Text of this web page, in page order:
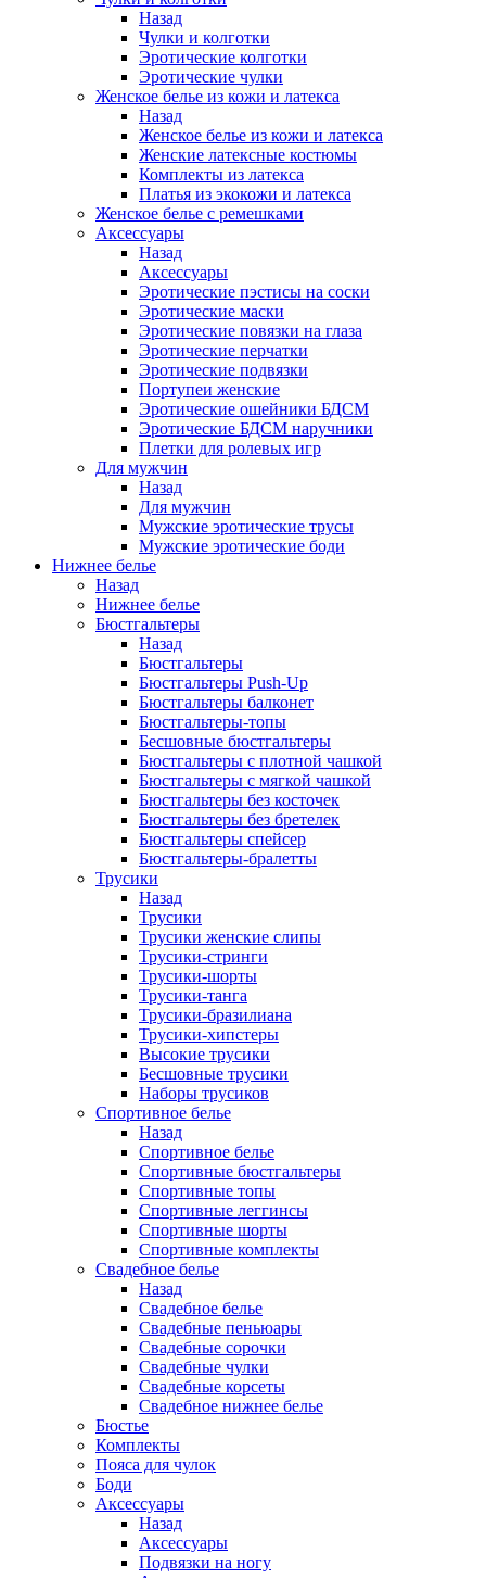
Назад
Чулки и колготки
Эротические колготки
Эротические чулки
Женское белье из кожи и латекса
Назад
Женское белье из кожи и латекса
Женские латексные костюмы
Комплекты из латекса
Платья из экокожи и латекса
Женское белье с ремешками
Аксессуары
Назад
Аксессуары
Эротические пэстисы на соски
Эротические маски
Эротические повязки на глаза
Эротические перчатки
Эротические подвязки
Портупеи женские
Эротические ошейники БДСМ
Эротические БДСМ наручники
Плетки для ролевых игр
Для мужчин
Назад
Для мужчин
Мужские эротические трусы
Мужские эротические боди
Нижнее белье
Назад
Нижнее белье
Бюстгальтеры
Назад
Бюстгальтеры
Бюстгальтеры Push-Up
Бюстгальтеры балконет
Бюстгальтеры-топы
Бесшовные бюстгальтеры
Бюстгальтеры с плотной чашкой
Бюстгальтеры с мягкой чашкой
Бюстгальтеры без косточек
Бюстгальтеры без бретелек
Бюстгальтеры спейсер
Бюстгальтеры-бралетты
Трусики
Назад
Трусики
Трусики женские слипы
Трусики-стринги
Трусики-шорты
Трусики-танга
Трусики-бразилиана
Трусики-хипстеры
Высокие трусики
Бесшовные трусики
Наборы трусиков
Спортивное белье
Назад
Спортивное белье
Спортивные бюстгальтеры
Спортивные топы
Спортивные леггинсы
Спортивные шорты
Спортивные комплекты
Свадебное белье
Назад
Свадебное белье
Свадебные пеньюары
Свадебные сорочки
Свадебные чулки
Свадебные корсеты
Свадебное нижнее белье
Бюстье
Комплекты
Пояса для чулок
Боди
Аксессуары
Назад
Аксессуары
Подвязки на ногу